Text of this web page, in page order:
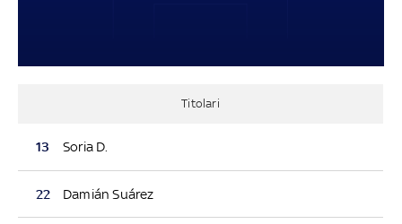
Titolari
13 Soria D.
22 Damián Suárez